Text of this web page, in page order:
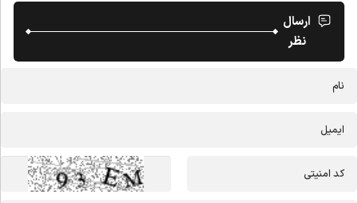
ارسال
نظر